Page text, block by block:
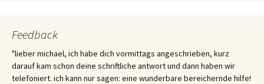
Feedback
"lieber michael, ich habe dich vormittags angeschrieben, kurz
darauf kam schon deine schriftliche antwort und dann haben wir
telefoniert. ich kann nur sagen: eine wunderbare bereichernde hilfe!